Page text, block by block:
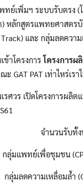
ทย์เพิ่มฯ ระบบรับตรง
) หลักสูตรแพทยศาสต
และ กลุ่มลดควา
าโครงการ โครงการผ
GAT PAT เท่าไหร่เรา
จำนวนรับทั้
กลุ่มแพทย์เพื่อชุมชน
กลุ่มลดความเหลื่อมล้ำ